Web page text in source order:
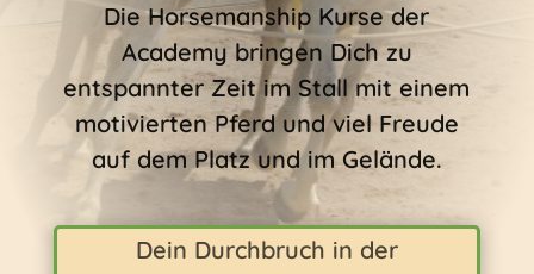
Die Horsemanship Kurse der
Academy bringen Dich zu
entspannter Zeit im Stall mit einem
motivierten Pferd und viel Freude
auf dem Platz und im Gelände.
Dein Durchbruch in der